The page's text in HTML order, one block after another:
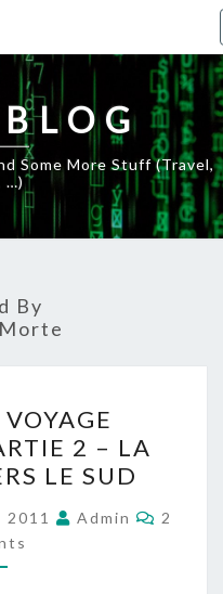
Some More Stuff (travel,
…)
By
2 – LA
LE SUD
2011 Admin
2